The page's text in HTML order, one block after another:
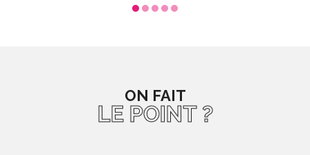
ON FAIT
LE POINT ?